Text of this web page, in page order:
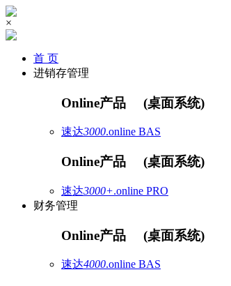
×
首 页
进销存管理
Online产品 (桌面系统)
速达3000.online BAS
Online产品 (桌面系统)
速达3000+.online PRO
财务管理
Online产品 (桌面系统)
速达4000.online BAS